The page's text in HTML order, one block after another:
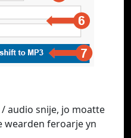
audio snije, jo moatte
wearden feroarje yn